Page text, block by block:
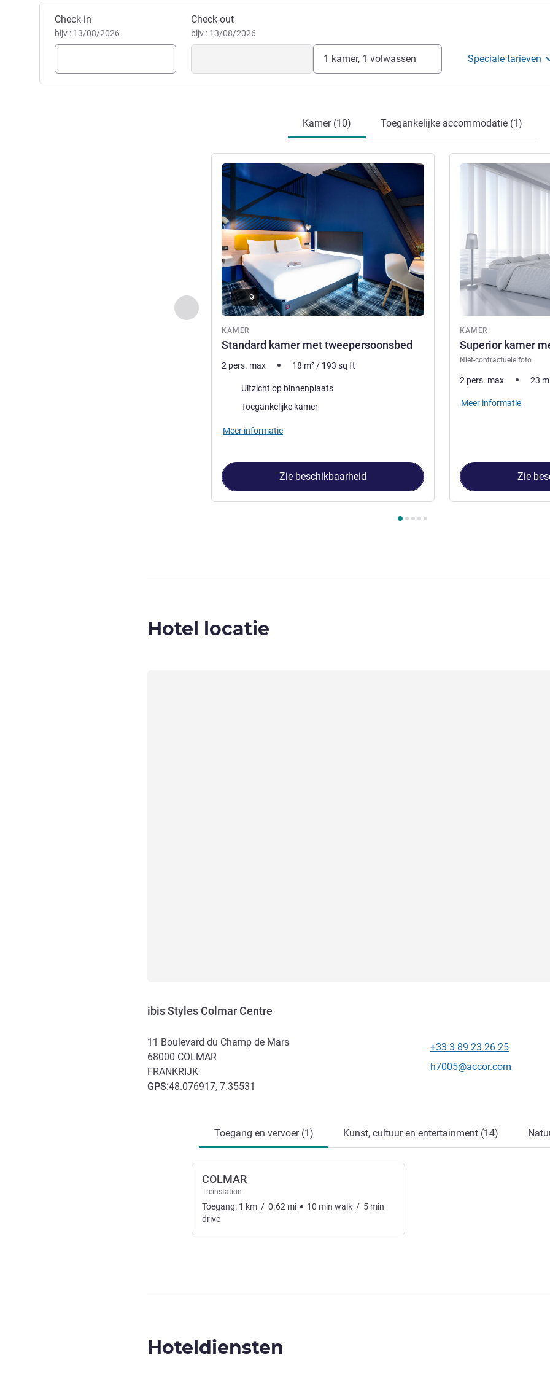
Boek dit hotel
Check-in
bijv.: 13/08/2026
Check-out
bijv.: 13/08/2026
1 kamer, 1 volwassen Speciale tarieven
Kamer (10) Toegankelijke accommodatie (1)
Vorige - Kamer
KAMER
Standard kamer met tweepersoonsbed
Meer informatie
9
2 pers. max 18 m² / 193 sq ft
Uitzicht:Uitzicht op binnenplaats
Toegankelijke kamer
Meer informatie
Zie beschikbaarheid
KAMER
Superior kamer
Niet-contractuele foto
Meer informatie
2 pers. max 23
Meer informatie
Zie
Hotel locatie
ibis Styles Colmar Centre
11 Boulevard du Champ de Mars
68000 COLMAR
FRANKRIJK
GPS:48.076917, 7.35531
Telefoon
+33 3 89 23 26 25
E-mailadres voor contact
h7005@accor.com
Toegang en vervoer (1) Kunst, cultuur en entertainment (14)
COLMAR
Treinstation
Toegang: 1 km / 0.62 mi 10 min walk / 5 min
drive
Hoteldiensten